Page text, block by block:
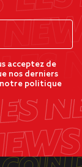
acceptez de
nos derniers
notre politique